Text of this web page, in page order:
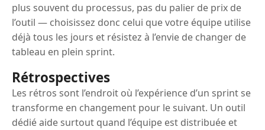
plus souvent du processus, pas du palier de prix de
l’outil — choisissez donc celui que votre équipe utilise
déjà tous les jours et résistez à l’envie de changer de
tableau en plein sprint.
Rétrospectives
Les rétros sont l’endroit où l’expérience d’un sprint se
transforme en changement pour le suivant. Un outil
dédié aide surtout quand l’équipe est distribuée et